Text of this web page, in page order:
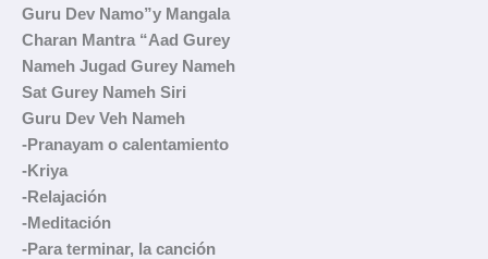
Guru Dev Namo”y Mangala
Charan Mantra “Aad Gurey
Nameh Jugad Gurey Nameh
Sat Gurey Nameh Siri
Guru Dev Veh Nameh
-Pranayam o calentamiento
-Kriya
-Relajación
-Meditación
-Para terminar, la canción